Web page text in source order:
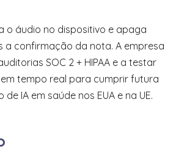
o áudio no dispositivo e apaga
a confirmação da nota. A empresa
SOC 2 + HIPAA e a testar
tempo real para cumprir futura
IA em saúde nos EUA e na UE.